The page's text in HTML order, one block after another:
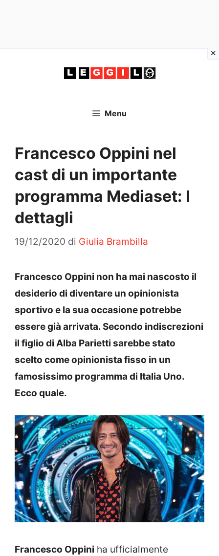
Menu
Francesco Oppini nel
cast di un importante
programma Mediaset: I
dettagli
19/12/2020 di Giulia Brambilla
Francesco Oppini non ha mai nascosto il
desiderio di diventare un opinionista
sportivo e la sua occasione potrebbe
essere già arrivata. Secondo indiscrezioni
il figlio di Alba Parietti sarebbe stato
scelto come opinionista fisso in un
famosissimo programma di Italia Uno.
Ecco quale.
Francesco Oppini ha ufficialmente